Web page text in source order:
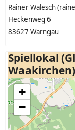
Rainer Walesch
Heckenweg 6
83627 Warngau
Spiellokal
Waakirchen)
+
−